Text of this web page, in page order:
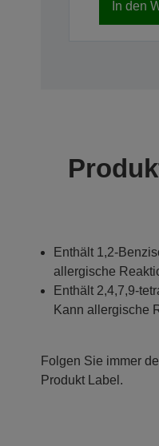
In den
Enthält 1,2-
allergische
Enthält 2,4,7,9-
Kann allergische
Folgen Sie immer
Produkt Label.